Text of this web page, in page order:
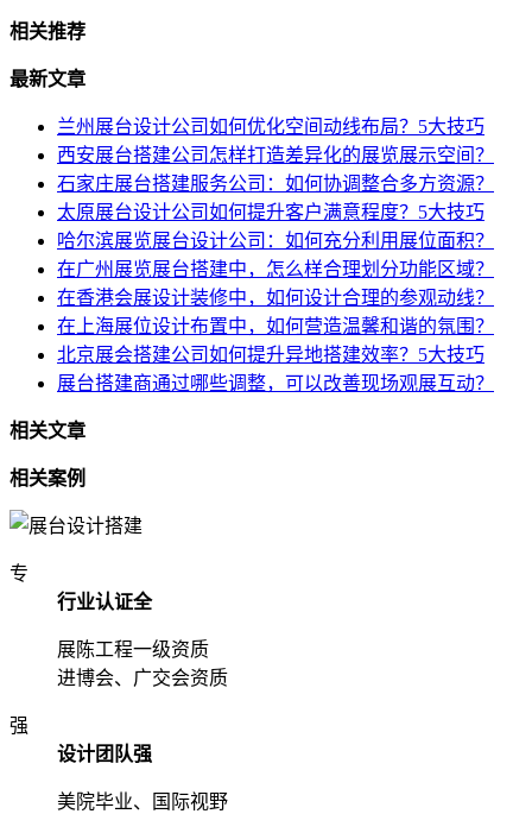
相关推荐
最新文章
兰州展台设计公司如何优化空间动线布局？5大技巧
西安展台搭建公司怎样打造差异化的展览展示空间？
石家庄展台搭建服务公司：如何协调整合多方资源？
太原展台设计公司如何提升客户满意程度？5大技巧
哈尔滨展览展台设计公司：如何充分利用展位面积？
在广州展览展台搭建中，怎么样合理划分功能区域？
在香港会展设计装修中，如何设计合理的参观动线？
在上海展位设计布置中，如何营造温馨和谐的氛围？
北京展会搭建公司如何提升异地搭建效率？5大技巧
展台搭建商通过哪些调整，可以改善现场观展互动？
相关文章
相关案例
专
行业认证全
展陈工程一级资质
进博会、广交会资质
强
设计团队强
美院毕业、国际视野